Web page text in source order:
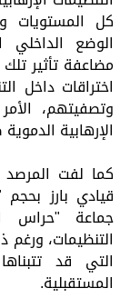
كل المستويات
الوضع
مضاعفة تأثير
اختراقات داخل
وتصفيتهم،
الإرهابية الدموية
كما لفت
قيادي بارز
جماعة "حراس
التنظيمات، ورغم
التي قد
المستقبلية.